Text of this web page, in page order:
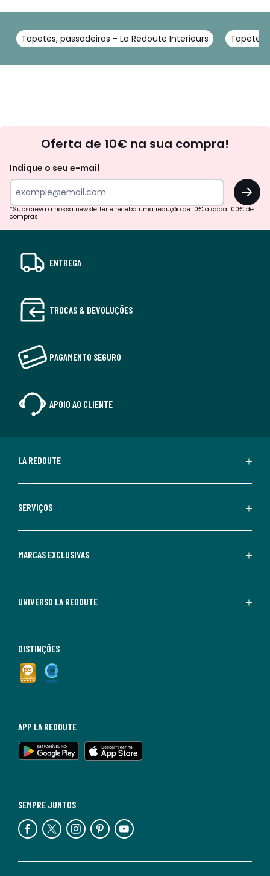
Tapetes, passadeiras - La Redoute Interieurs Tapetes
Oferta de 10€ na sua compra!
Indique o seu e-mail
OK
*Subscreva a nossa newsletter e receba uma redução de 10€ a cada 100€ de
compras
ENTREGA
TROCAS & DEVOLUÇÕES
PAGAMENTO SEGURO
APOIO AO CLIENTE
LA REDOUTE
SERVIÇOS
MARCAS EXCLUSIVAS
UNIVERSO LA REDOUTE
SEMPRE JUNTOS
APP LA REDOUTE
DISTINÇÕES